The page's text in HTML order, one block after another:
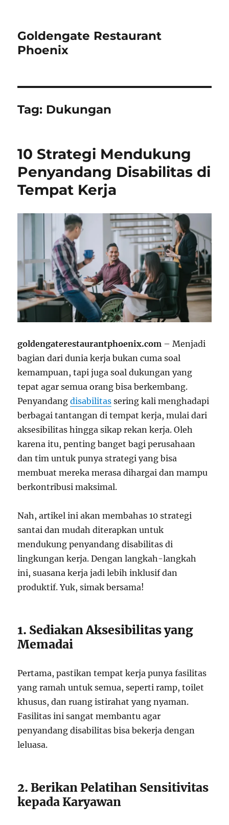
Goldengate Restaurant
Phoenix
Tag: Dukungan
10 Strategi Mendukung
Penyandang Disabilitas di
Tempat Kerja
goldengaterestaurantphoenix.com – Menjadi
bagian dari dunia kerja bukan cuma soal
kemampuan, tapi juga soal dukungan yang
tepat agar semua orang bisa berkembang.
Penyandangdisabilitas sering kali menghadapi
berbagai tantangan di tempat kerja, mulai dari
aksesibilitas hingga sikap rekan kerja. Oleh
karena itu, penting banget bagi perusahaan
dan tim untuk punya strategi yang bisa
membuat mereka merasa dihargai dan mampu
berkontribusi maksimal.
Nah, artikel ini akan membahas 10 strategi
santai dan mudah diterapkan untuk
mendukung penyandang disabilitas di
lingkungan kerja. Dengan langkah-langkah
ini, suasana kerja jadi lebih inklusif dan
produktif. Yuk, simak bersama!
1. Sediakan Aksesibilitas yang
Memadai
Pertama, pastikan tempat kerja punya fasilitas
yang ramah untuk semua, seperti ramp, toilet
khusus, dan ruang istirahat yang nyaman.
Fasilitas ini sangat membantu agar
penyandang disabilitas bisa bekerja dengan
leluasa.
2. Berikan Pelatihan Sensitivitas
kepada Karyawan